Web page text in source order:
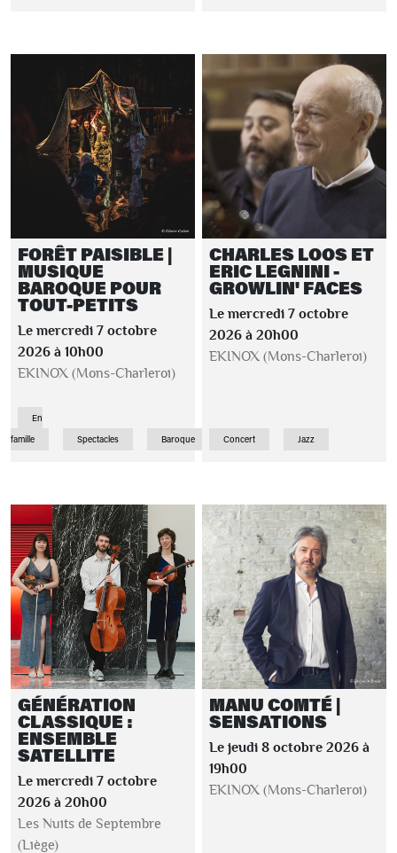
FORÊT PAISIBLE |
MUSIQUE
BAROQUE POUR
TOUT-PETITS
Le mercredi 7 octobre
2026 à 10h00
EKINOX (Mons-Charleroi)
En
famille
Spectacles Baroque
CHARLES LOOS ET
ERIC LEGNINI -
GROWLIN' FACES
Le mercredi 7 octobre
2026 à 20h00
EKINOX (Mons-Charleroi)
Concert Jazz
GÉNÉRATION
CLASSIQUE :
ENSEMBLE
SATELLITE
Le mercredi 7 octobre
2026 à 20h00
Les Nuits de Septembre
(Liège)
MANU COMTÉ |
SENSATIONS
Le jeudi 8 octobre 2026 à
19h00
EKINOX (Mons-Charleroi)